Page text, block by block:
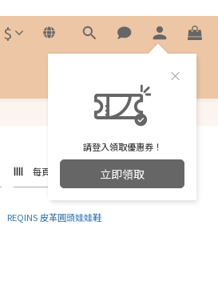
$
請登入領取優惠券！
立即領取
每頁顯示 24 個